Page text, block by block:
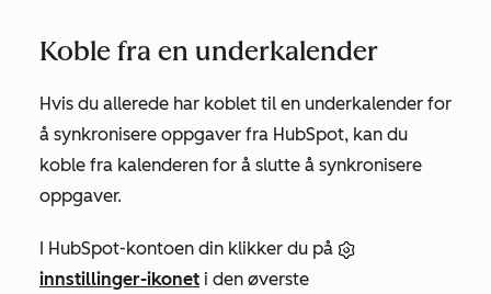
Koble fra en underkalender
Hvis du allerede har koblet til en underkalender for
å synkronisere oppgaver fra HubSpot, kan du
koble fra kalenderen for å slutte å synkronisere
oppgaver.
I HubSpot-kontoen din klikker du på
innstillinger-ikonet i den øverste